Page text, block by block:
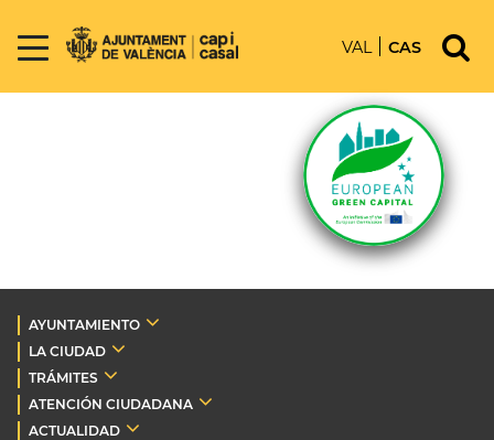
VAL CAS
AYUNTAMIENTO
LA CIUDAD
TRÁMITES
ATENCIÓN CIUDADANA
ACTUALIDAD